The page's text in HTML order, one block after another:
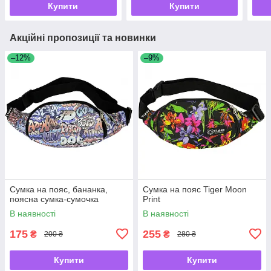
Купити Купити
Акційні пропозиції та новинки
–12%
Сумка на пояс, бананка,
поясна сумка-сумочка
В наявності
175 ₴ 200 ₴
Купити
–9%
Сумка на пояс Tiger Moon
Print
В наявності
255 ₴ 280 ₴
Купити